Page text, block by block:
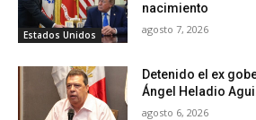
Estados Unidos
nacimiento
agosto 7, 2026
Detenido el ex
Ángel Heladio
agosto 6, 2026